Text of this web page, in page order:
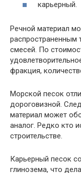
карьерный.
Речной материал
распространенным
смесей. По
фракция,
Морской песок
дороговизной.
материал может
аналог. Редко кто
строительстве.
Карьерный песок
глинозема, что